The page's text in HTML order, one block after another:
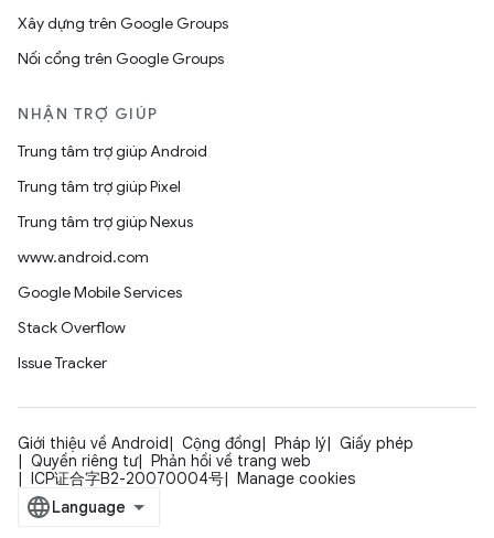
Xây dựng trên Google Groups
Nối cổng trên Google Groups
NHẬN TRỢ GIÚP
Trung tâm trợ giúp Android
Trung tâm trợ giúp Pixel
Trung tâm trợ giúp Nexus
www.android.com
Google Mobile Services
Stack Overflow
Issue Tracker
Giới thiệu về Android Cộng đồng Pháp lý
Giấy phép
Quyền riêng tư
Phản hồi về trang web
ICP证合字B2-20070004号
Manage cookies